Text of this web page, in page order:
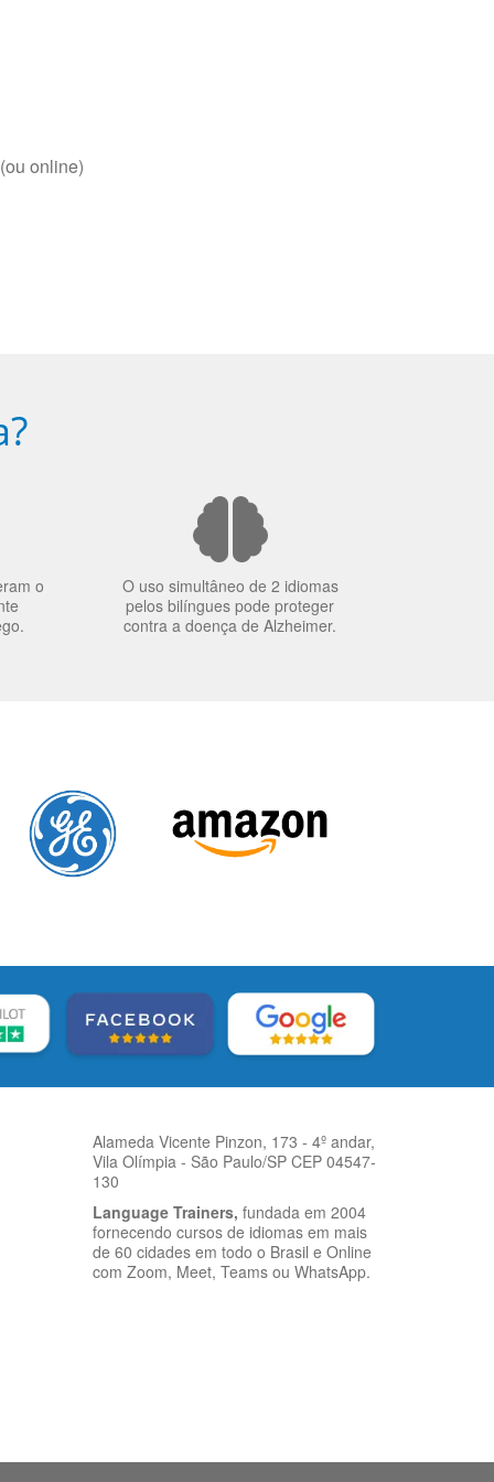
online)
o
O uso simultâneo de 2 idiomas
pelos bilíngues pode proteger
contra a doença de Alzheimer.
Alameda Vicente Pinzon, 173 - 4º andar,
Vila Olímpia - São Paulo/SP CEP 04547-
130
Language Trainers, fundada em 2004
fornecendo cursos de idiomas em mais
de 60 cidades em todo o Brasil e Online
com Zoom, Meet, Teams ou WhatsApp.